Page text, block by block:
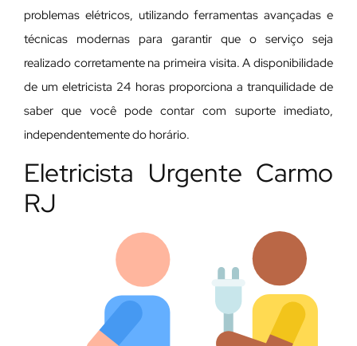
problemas elétricos, utilizando ferramentas avançadas e
técnicas modernas para garantir que o serviço seja
realizado corretamente na primeira visita. A disponibilidade
de um eletricista 24 horas proporciona a tranquilidade de
saber que você pode contar com suporte imediato,
independentemente do horário.
Eletricista Urgente Carmo
RJ